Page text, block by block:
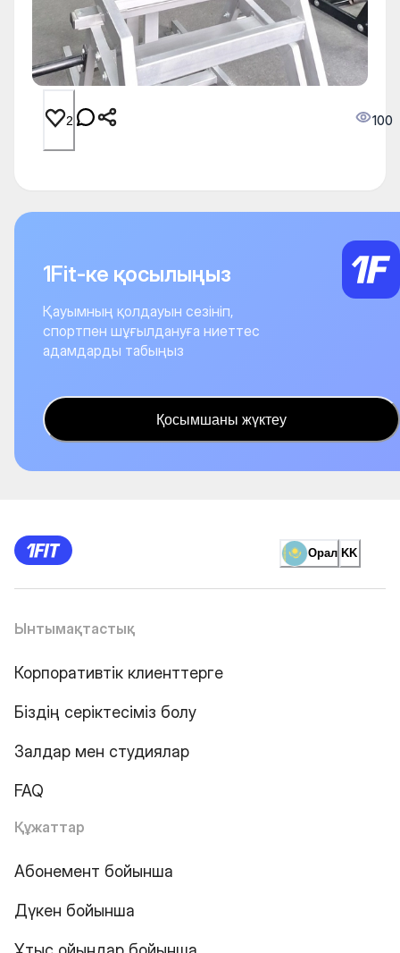
2 100
1Fit-ке қосылыңыз
Қауымның қолдауын сезініп,
спортпен шұғылдануға ниеттес
адамдарды табыңыз
Қосымшаны жүктеу
Орал KK
Ынтымақтастық
Корпоративтік клиенттерге
Біздің серіктесіміз болу
Залдар мен студиялар
FAQ
Құжаттар
Абонемент бойынша
Дүкен бойынша